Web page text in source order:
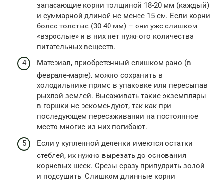
запасающие корни толщиной 18-20 мм (каждый)
и суммарной длиной не менее 15 см. Если корни
более толстые (30-40 мм) – они уже слишком
«взрослые» и в них нет нужного количества
питательных веществ.
Материал, приобретенный слишком рано (в
феврале-марте), можно сохранить в
холодильнике прямо в упаковке или пересыпав
рыхлой землей. Высаживать такие экземпляры
в горшки не рекомендуют, так как при
последующем пересаживании на постоянное
место многие из них погибают.
Если у купленной деленки имеются остатки
стеблей, их нужно вырезать до основания
корневых шеек. Срезы сразу припудрить золой
и подсушить. Слишком длинные корни